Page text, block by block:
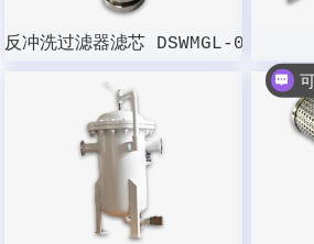
反冲洗过滤器滤芯 DSWMGL-003W-100